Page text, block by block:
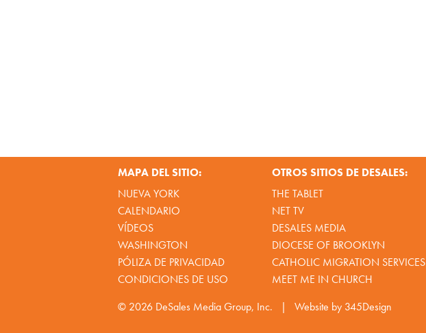
MAPA DEL SITIO:
NUEVA YORK
CALENDARIO
VÍDEOS
WASHINGTON
PÓLIZA DE PRIVACIDAD
CONDICIONES DE USO
OTROS SITIOS DE DESALES:
THE TABLET
NET TV
DESALES MEDIA
DIOCESE OF BROOKLYN
CATHOLIC MIGRATION SERVICES
MEET ME IN CHURCH
© 2026 DeSales Media Group, Inc. | Website by 345Design